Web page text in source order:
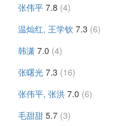
张伟平 7.8 (4)
温灿红, 王学钦 7.3 (6)
韩潇 7.0 (4)
张曙光 7.3 (16)
张伟平, 张洪 7.0 (6)
毛甜甜 5.7 (3)